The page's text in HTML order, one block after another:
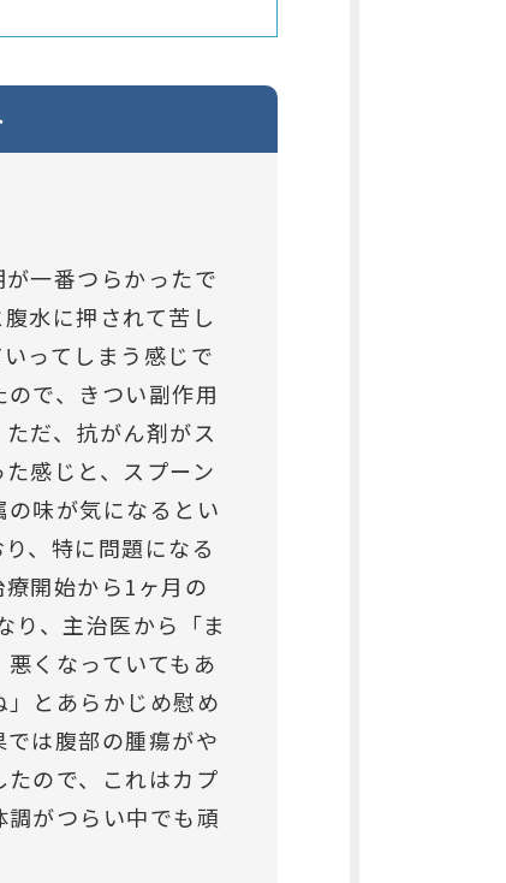
一番つらかったで
水に押されて苦し
ってしまう感じで
で、きつい副作用
だ、抗がん剤がス
感じと、スプーン
味が気になるとい
、特に問題になる
開始から1ヶ月の
り、主治医から「ま
くなっていてもあ
とあらかじめ慰め
は腹部の腫瘍がや
ので、これはカプ
がつらい中でも頑